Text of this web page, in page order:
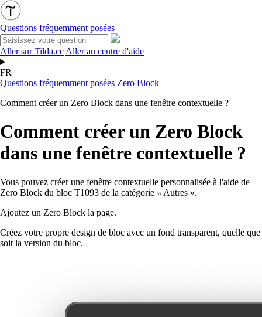
Questions fréquemment posées
Aller sur Tilda.cc Aller au centre d'aide
FR
Questions fréquemment posées Zero Block
Comment créer un Zero Block dans une fenêtre contextuelle ?
Comment créer un Zero Block
dans une fenêtre contextuelle ?
Vous pouvez créer une fenêtre contextuelle personnalisée à l'aide de
Zero Block du bloc T1093 de la catégorie « Autres ».
Ajoutez un Zero Block la page.
Créez votre propre design de bloc avec un fond transparent, quelle que
soit la version du bloc.